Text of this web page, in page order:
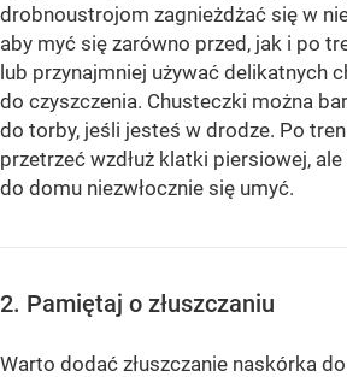
drobnoustrojom zagnieżdżać się w
aby myć się zarówno przed, jak i po
lub przynajmniej używać delikatnych
do czyszczenia. Chusteczki można
do torby, jeśli jesteś w drodze. Po
przetrzeć wzdłuż klatki piersiowej,
do domu niezwłocznie się umyć.
2. Pamiętaj o złuszczaniu
Warto dodać złuszczanie naskórka